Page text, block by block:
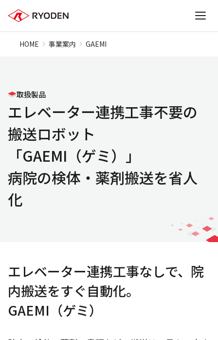
HOME 事業案内 GAEMI
取扱製品
エレベーター連携工事不要の
搬送ロボット
「GAEMI（ゲミ）」
病院の検体・薬剤搬送を省人
化
エレベーター連携工事なしで、院
内搬送をすぐ自動化。
GAEMI（ゲミ）